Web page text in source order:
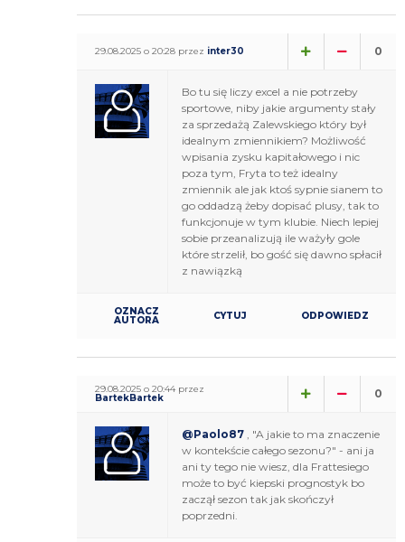
29.08.2025 o 20:28 przez inter30 0
Bo tu się liczy excel a nie potrzeby
sportowe, niby jakie argumenty stały
za sprzedażą Zalewskiego który był
idealnym zmiennikiem? Możliwość
wpisania zysku kapitałowego i nic
poza tym, Fryta to też idealny
zmiennik ale jak ktoś sypnie sianem to
go oddadzą żeby dopisać plusy, tak to
funkcjonuje w tym klubie. Niech lepiej
sobie przeanalizują ile ważyły gole
które strzelił, bo gość się dawno spłacił
z nawiązką
OZNACZ
AUTORA CYTUJ ODPOWIEDZ
29.08.2025 o 20:44 przez
BartekBartek 0
@Paolo87 , "A jakie to ma znaczenie
w kontekście całego sezonu?" - ani ja
ani ty tego nie wiesz, dla Frattesiego
może to być kiepski prognostyk bo
zaczął sezon tak jak skończył
poprzedni.